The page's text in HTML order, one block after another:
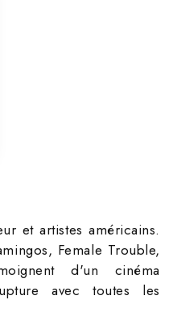
et artistes américains.
Female Trouble,
d'un cinéma
avec toutes les